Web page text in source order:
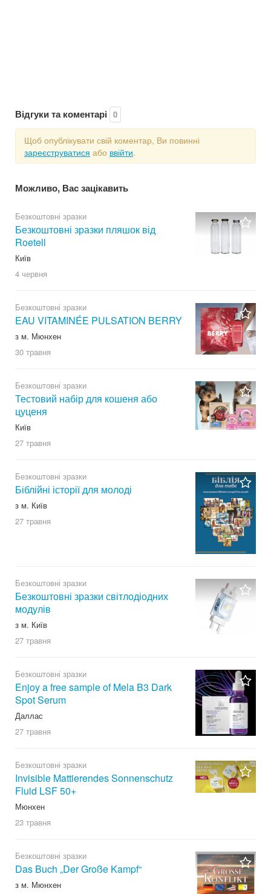
Відгуки та коментарі 0
Щоб опублікувати свій коментар, Ви повинні
зареєструватися або ввійти.
Можливо, Вас зацікавить
Безкоштовні зразки
Безкоштовні зразки пляшок від
Roetell
Київ
4 червня
Безкоштовні зразки
EAU VITAMINÉE PULSATION BERRY
з м. Мюнхен
30 травня
Безкоштовні зразки
Тестовий набір для кошеня або
цуценя
Київ
27 травня
Безкоштовні зразки
Біблійні історії для молоді
з м. Київ
27 травня
Безкоштовні зразки
Безкоштовні зразки світлодіодних
модулів
з м. Київ
27 травня
Безкоштовні зразки
Enjoy a free sample of Mela B3 Dark
Spot Serum
Даллас
27 травня
Безкоштовні зразки
Invisible Mattierendes Sonnenschutz
Fluid LSF 50+
Мюнхен
23 травня
Безкоштовні зразки
Das Buch „Der Große Kampf“
з м. Мюнхен